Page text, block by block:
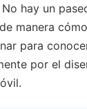
hay un
manera
para
por el